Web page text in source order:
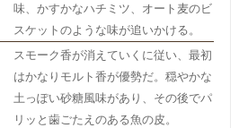
味、かすかなハチミツ、オート麦のビ
スケットのような味が追いかける。
スモーク香が消えていくに従い、最初
はかなりモルト香が優勢だ。穏やかな
土っぽい砂糖風味があり、その後でパ
リッと歯ごたえのある魚の皮。